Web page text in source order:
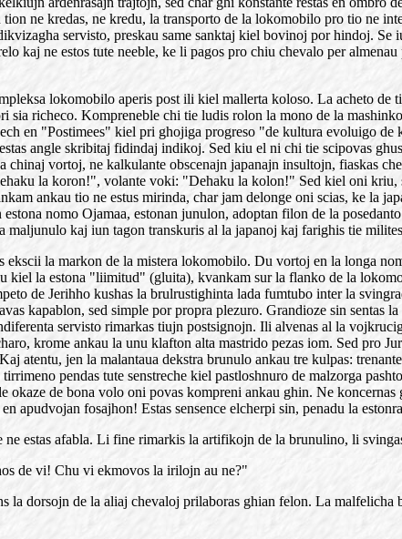
ne kredas, ne kredu, la transporto de la lokomobilo pro tio ne
servisto, preskau same sanktaj kiel bovinoj por hindoj.
kaj ne estos tute neeble, ke li pagos pro chiu chevalo per
lokomobilo aperis post ili kiel mallerta koloso. La acheto de
sia richeco. Kompreneble chi tie ludis rolon la mono de la
en "Postimees" kiel pri ghojiga progreso "de kultura evoluigo de
angle skribitaj fidindaj indikoj. Sed kiu el ni chi tie scipovas
chinaj vortoj, ne kalkulante obscenajn japanajn insultojn, fiaskas
la koron!", volante voki: "Dehaku la kolon!" Sed kiel oni
ankau tio ne estus mirinda, char jam delonge oni scias, ke la
nomo Ojamaa, estonan junulon, adoptan filon de la
maljunulo kaj iun tagon transkuris al la japanoj kaj farighis tie
ekscii la markon de la mistera lokomobilo. Du vortoj en la longa
kiel la estona "liimitud" (gluita), kvankam sur la flanko de la
de Jerihho kushas la brulrustighinta lada fumtubo inter la
kapablon, sed simple por propra plezuro. Grandioze sin sentas
servisto rimarkas tiujn postsignojn. Ili alvenas al la
krome ankau la unu klafton alta mastrido pezas iom. Sed pro
atentu, jen la malantaua dekstra brunulo ankau tre kulpas:
pendas tute senstreche kiel pastloshnuro de malzorga
okaze de bona volo oni povas kompreni ankau ghin. Ne
apudvojan fosajhon! Estas sensence elcherpi sin, penadu la
estas afabla. Li fine rimarkis la artifikojn de la brunulino, li
de vi! Chu vi ekmovos la irilojn au ne?"
la dorsojn de la aliaj chevaloj prilaboras ghian felon. La